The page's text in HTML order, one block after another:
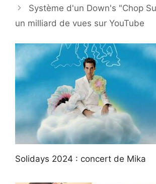
Système d'un Down's "Chop
un milliard de vues sur YouTube
Solidays 2024 : concert de Mika